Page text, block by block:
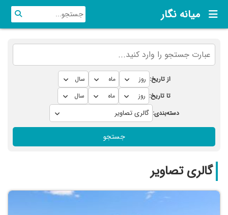
میانه نگار
از تاریخ:
تا تاریخ:
دسته‌بندی:
جستجو
گالری تصاویر